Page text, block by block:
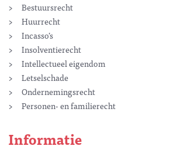
Bestuursrecht
Huurrecht
Incasso’s
Insolventierecht
Intellectueel eigendom
Letselschade
Ondernemingsrecht
Personen- en familierecht
Informatie